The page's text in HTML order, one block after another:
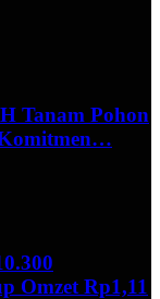
Tanam Pohon
Omzet Rp1,11